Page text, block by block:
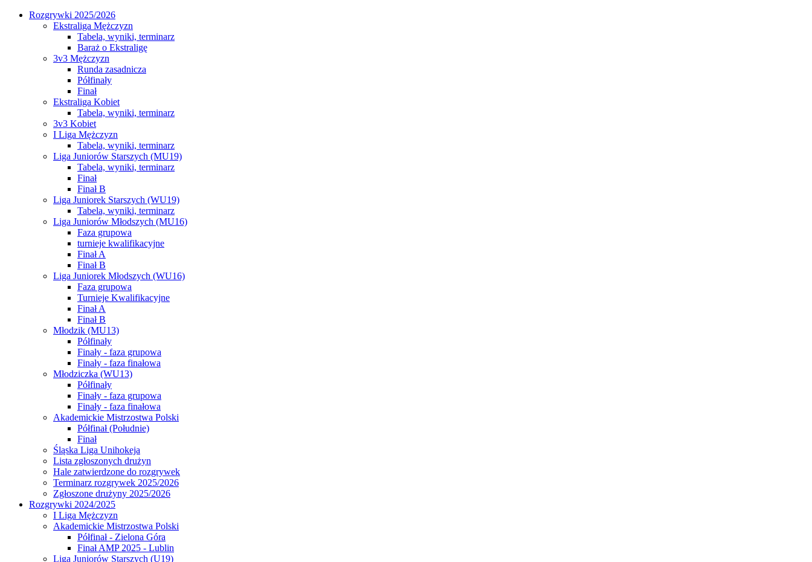
Rozgrywki 2025/2026
Ekstraliga Mężczyzn
Tabela, wyniki, terminarz
Baraż o Ekstraligę
3v3 Mężczyzn
Runda zasadnicza
Półfinały
Finał
Ekstraliga Kobiet
Tabela, wyniki, terminarz
3v3 Kobiet
I Liga Mężczyzn
Tabela, wyniki, terminarz
Liga Juniorów Starszych (MU19)
Tabela, wyniki, terminarz
Finał
Finał B
Liga Juniorek Starszych (WU19)
Tabela, wyniki, terminarz
Liga Juniorów Młodszych (MU16)
Faza grupowa
turnieje kwalifikacyjne
Finał A
Finał B
Liga Juniorek Młodszych (WU16)
Faza grupowa
Turnieje Kwalifikacyjne
Finał A
Finał B
Młodzik (MU13)
Półfinały
Finały - faza grupowa
Finały - faza finałowa
Młodziczka (WU13)
Półfinały
Finały - faza grupowa
Finały - faza finałowa
Akademickie Mistrzostwa Polski
Półfinał (Południe)
Finał
Śląska Liga Unihokeja
Lista zgłoszonych drużyn
Hale zatwierdzone do rozgrywek
Terminarz rozgrywek 2025/2026
Zgłoszone drużyny 2025/2026
Rozgrywki 2024/2025
I Liga Mężczyzn
Akademickie Mistrzostwa Polski
Półfinał - Zielona Góra
Finał AMP 2025 - Lublin
Liga Juniorów Starszych (U19)